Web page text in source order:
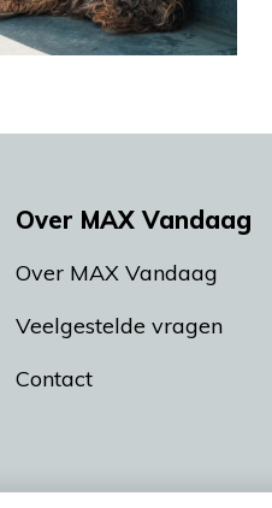
Over MAX Vandaag
Over MAX Vandaag
Veelgestelde vragen
Contact